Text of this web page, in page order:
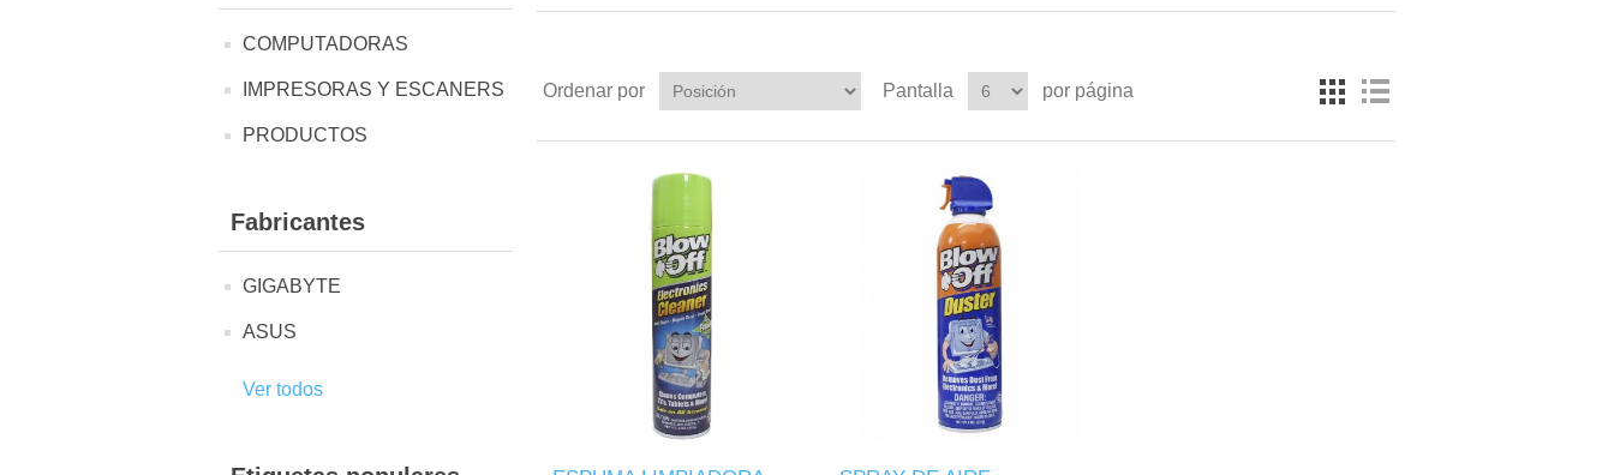
COMPUTADORAS
IMPRESORAS Y ESCANERS
PRODUCTOS
Fabricantes
GIGABYTE
ASUS
Ver todos
Ordenar por Pantalla por página